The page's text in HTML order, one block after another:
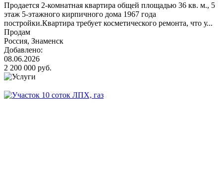
Продается 2-комнатная квартира общей площадью 36 кв. м., 5
этаж 5-этажного кирпичного дома 1967 года
постройки.Квартира требует косметического ремонта, что у...
Продам
Россия, Знаменск
Добавлено:
08.06.2026
2 200 000 руб.